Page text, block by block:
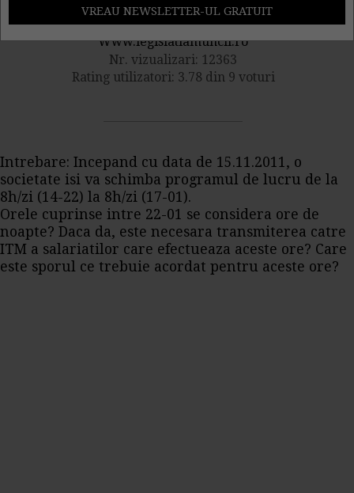
Publicat de catre
Www.legislatiamuncii.ro
Nr. vizualizari: 12363
Rating utilizatori: 3.78 din 9 voturi
Intrebare: Incepand cu data de 15.11.2011, o
societate isi va schimba programul de lucru de la
8h/zi (14-22) la 8h/zi (17-01).
Orele cuprinse intre 22-01 se considera ore de
noapte? Daca da, este necesara transmiterea catre
ITM a salariatilor care efectueaza aceste ore? Care
este sporul ce trebuie acordat pentru aceste ore?